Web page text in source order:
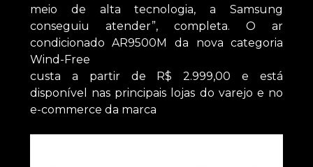
meio de alta tecnologia, a Samsung
conseguiu atender”, completa. O ar
condicionado AR9500M da nova categoria
Wind-Free
custa a partir de R$ 2.999,00 e está
disponível nas principais lojas do varejo e no
e-commerce da marca